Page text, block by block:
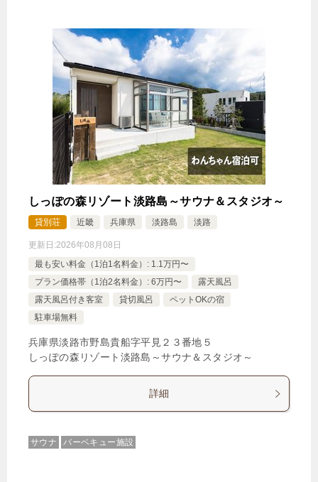
しっぽの森リゾート淡路島～サウナ＆スタジオ～
貸別荘 近畿 兵庫県 淡路島 淡路
更新日:2026年08月08日
最も安い料金（1泊1名料金）: 1.1万円〜
プラン価格帯（1泊2名料金）: 6万円〜
露天風呂
露天風呂付き客室
貸切風呂
ペットOKの宿
駐車場無料
兵庫県淡路市野島貴船字平見２３番地５
しっぽの森リゾート淡路島～サウナ＆スタジオ～
詳細
サウナ バーベキュー施設